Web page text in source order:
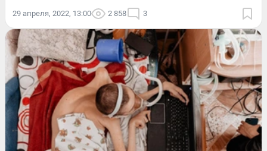
29 апреля, 2022, 13:00 2 858 3